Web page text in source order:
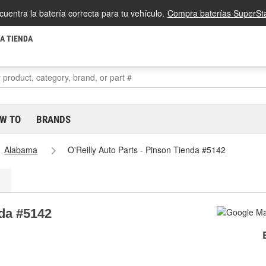
la batería correcta para tu vehículo. Compra baterías
TIENDA
TO BRANDS
Alabama O'Reilly Auto Parts - Pinson Tienda #5142
#5142